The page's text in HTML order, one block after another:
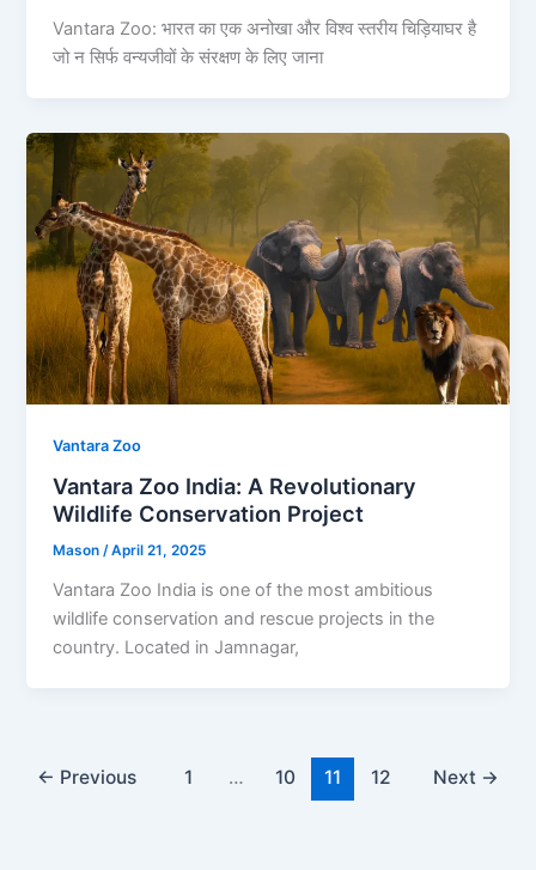
Vantara Zoo: भारत का एक अनोखा और विश्व स्तरीय चिड़ियाघर है
जो न सिर्फ वन्यजीवों के संरक्षण के लिए जाना
Vantara Zoo
Vantara Zoo India: A Revolutionary
Wildlife Conservation Project
Mason/April 21, 2025
Vantara Zoo India is one of the most ambitious
wildlife conservation and rescue projects in the
country. Located in Jamnagar,
← Previous 1 … 10 11 12 Next →